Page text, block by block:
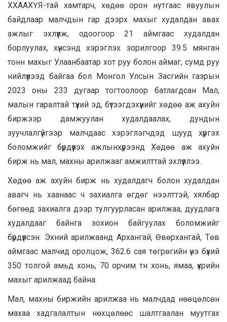
ХХААХҮЯ-тай хамтарч, хөдөө орон нутгаас явуулын
байдлаар малчдын гар дээрх махыг худалдан авах
ажлыг эхлүүлж, одоогоор 21 аймгаас худалдан
борлуулах, хүнсэнд хэрэглэх зорилгоор 39.5 мянган
тонн махыг Улаанбаатар хот руу болон аймаг, сумд руу
нийлүүлээд байгаа бол Монгол Улсын Засгийн газрын
2023 оны 233 дугаар тогтоолоор батлагдсан Мал,
малын гаралтай түүхий эд, бүтээгдэхүүнийг хөдөө аж ахуйн
биржээр дамжуулан худалдаалах, дундын
зуучлалгүйгээр малчдаас хэрэглэгчдэд шууд хүргэх
боломжийг бүрдүүлэх ажлынхүрээнд Хөдөө аж ахуйн
бирж нь мал, махны арилжааг амжилттай эхлүүллээ.
Хөдөө аж ахуйн бирж нь худалдагч болон худалдан
авагч нь хаанаас ч захиалга өгдөг нээлттэй, хялбар
бөгөөд захиалга дээр тулгуурласан арилжаа, дуудлага
худалдааг байнга зохион байгуулах боломжийг
бүрдүүлсэн. Эхний арилжаанд Архангай, Өвөрхангай, Төв
аймгаас малчид оролцож, 362.6 сая төгрөгийн үнэ бүхий
350 толгой амьд хонь, 70 орчим тн хонь, ямаа, үхрийн
махыг арилжаад байна.
Мал, махны биржийн арилжаа нь малчдад нөөцөлсөн
махаа хадгалалтын нөхцөлөөс шалтгаалан муутгах